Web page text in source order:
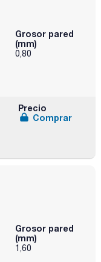
Grosor pared
(mm)
0,80
Precio
Comprar
Grosor pared
(mm)
1,60